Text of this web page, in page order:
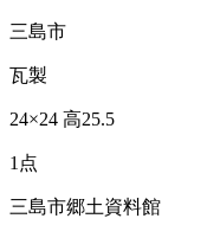
三島市
瓦製
24×24 高25.5
1点
三島市郷土資料館